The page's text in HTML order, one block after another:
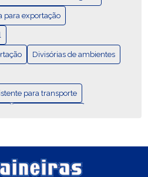
GUÍA COMPLETA
PARA EXPORTAÇÃO
ESTILO E QUALIDADE
para exportação
Divisórias de ambientes
para transporte
caixa de madeira exportação